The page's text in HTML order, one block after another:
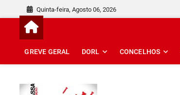
content
Quinta-feira, Agosto 06, 2026
GREVE GERAL DORL CONCELHOS